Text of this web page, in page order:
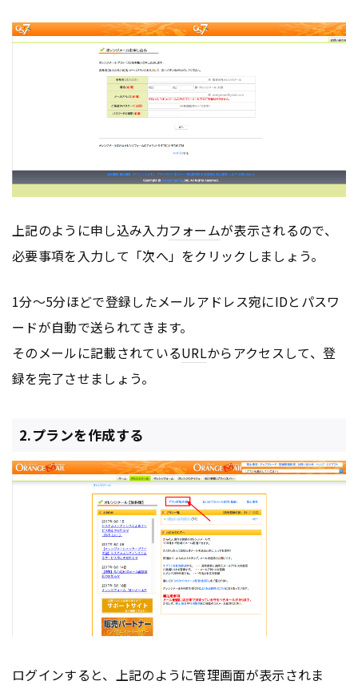
上記のように申し込み入力フォームが表示されるので、
必要事項を入力して「次へ」をクリックしましょう。
1分〜5分ほどで登録したメールアドレス宛にIDとパスワ
ードが自動で送られてきます。
そのメールに記載されているURLからアクセスして、登
録を完了させましょう。
2.プランを作成する
ログインすると、上記のように管理画面が表示されま